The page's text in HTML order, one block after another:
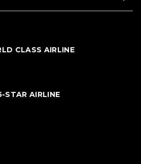
CLASS AIRLINE
STAR AIRLINE